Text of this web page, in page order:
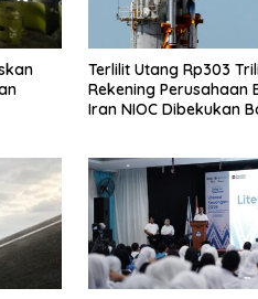
Terlilit Utang Rp303
Rekening Perusahaan
Iran NIOC Dibekukan